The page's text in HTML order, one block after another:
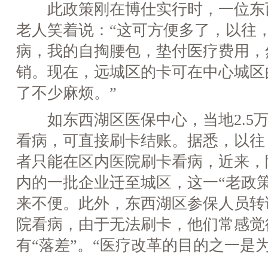
此政策刚在博仕实行时，一位东
老人笑着说：“这可方便多了，以往
病，我的自掏腰包，垫付医疗费用
销。现在，远城区的卡可在中心城
了不少麻烦。”
如东西湖区医保中心，当地2.5万
看病，可直接刷卡结账。据悉，以
者只能在区内医院刷卡看病，近来
内的一批企业迁至城区，这一“老政
来不便。此外，东西湖区参保人员
院看病，由于无法刷卡，他们常感
有“落差”。“医疗改革的目的之一是